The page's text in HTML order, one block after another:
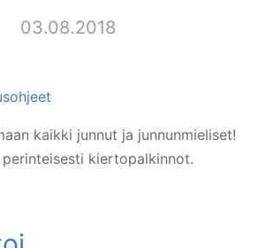
03.08.2018
kaikki junnut ja junnunmieliset!
kiertopalkinnot.